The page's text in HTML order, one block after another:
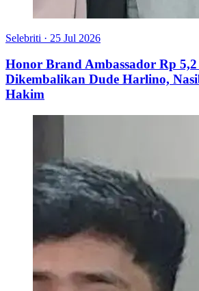
Selebriti · 25 Jul 2026
Honor Brand Ambassador Rp
Dikembalikan Dude Harlino,
Hakim